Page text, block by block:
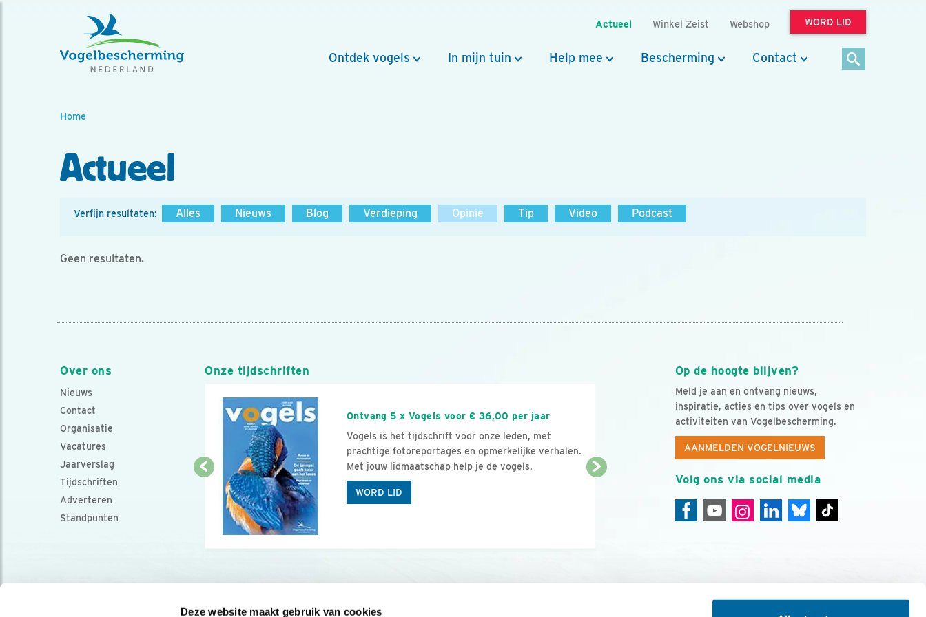
Deze website maakt gebruik van cookies
Actueel Winkel Zeist Webshop WORD LID
Ontdek vogels In mijn tuin Help mee Bescherming Contact
Home
Actueel
Verfijn resultaten: Alles Nieuws Blog Verdieping Opinie Tip Video Podcast
Geen resultaten.
Over ons
Nieuws
Contact
Organisatie
Vacatures
Jaarverslag
Tijdschriften
Adverteren
Standpunten
Op de hoogte blijven?
Meld je aan en ontvang nieuws,
inspiratie, acties en tips over vogels en
activiteiten van Vogelbescherming.
AANMELDEN VOGELNIEUWS
Volg ons via social media
Onze tijdschriften
Ontvang 5 x Vogels voor € 36,00 per jaar
Vogels is het tijdschrift voor onze leden, met
prachtige fotoreportages en opmerkelijke verhalen.
Met jouw lidmaatschap help je de vogels.
WORD LID